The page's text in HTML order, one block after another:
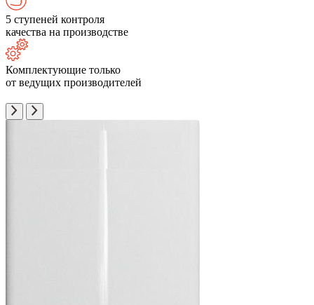
5 ступеней контроля
качества на производстве
Комплектующие только
от ведущих производителей